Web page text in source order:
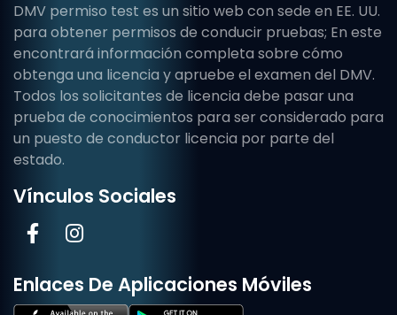
DMV permiso test es un sitio web con sede en EE. UU.
para obtener permisos de conducir pruebas; En este
encontrará información completa sobre cómo
obtenga una licencia y apruebe el examen del DMV.
Todos los solicitantes de licencia debe pasar una
prueba de conocimientos para ser considerado para
un puesto de conductor licencia por parte del
estado.
Vínculos Sociales
Enlaces De Aplicaciones Móviles